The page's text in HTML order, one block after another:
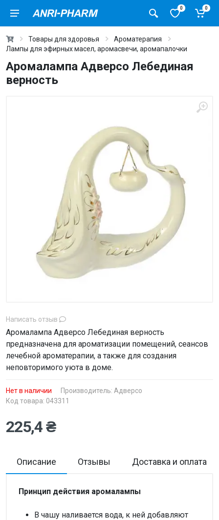
0 0
Товары для здоровья
Ароматерапия
Лампы для эфирных масел, аромасвечи, аромапалочки
Аромалампа Адверсо Лебединая
верность
Написать отзыв
Аромалампа Адверсо Лебединая верность
предназначена для ароматизации помещений, сеансов
лечебной ароматерапии, а также для создания
неповторимого уюта в доме.
Нет в наличии Производитель: Адверсо
Код товара: 043311
225,4 ₴
Описание Отзывы Доставка и оплата
Принцип действия аромалампы
В чашу наливается вода, к ней добавляют